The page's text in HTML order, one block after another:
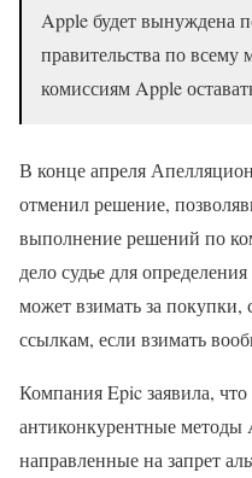
Apple будет вынуждена
правительства по всему
комиссиям Apple
В конце апреля
отменил решение,
выполнение решений по
дело судье для
может взимать за
ссылкам, если взимать
Компания Epic заявила,
антиконкурентные
направленные на запрет